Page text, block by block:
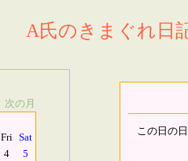
A氏のきまぐれ日
次の月
Fri Sat
4
5
この日の